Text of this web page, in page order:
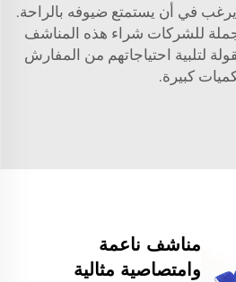
في أن يستمتع ضيوفه بالراحة.
للشركات شراء هذه المناشف
لتلبية احتياجاتهم من المفارش
كبيرة.
مناشف ناعمة
وامتصاصية مثالية